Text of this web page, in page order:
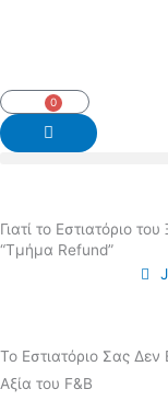
0
Cart
Γιατί το Εστιατόριο
“Τμήμα Refund”
Το Εστιατόριο Σας Δεν
Αξία του F&B